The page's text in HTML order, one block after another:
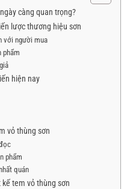
càng quan trọng?
lược thương hiệu sơn
với người mua
phẩm
hiện nay
vỏ thùng sơn
phẩm
quán
tem vỏ thùng sơn